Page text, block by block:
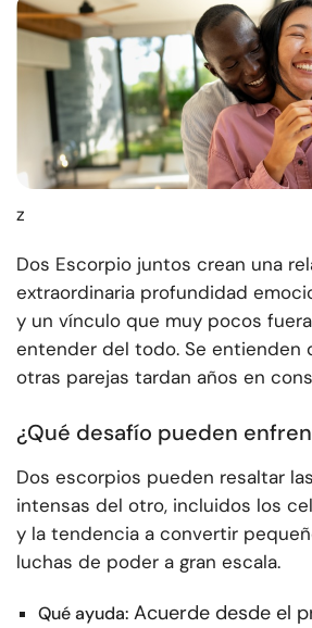
z
Dos Escorpio juntos crean una
extraordinaria profundidad
y un vínculo que muy pocos
entender del todo. Se entienden
otras parejas tardan años en
¿Qué desafío pueden
Dos escorpios pueden resaltar
intensas del otro, incluidos los
y la tendencia a convertir
luchas de poder a gran escala.
Qué ayuda: Acuerde desde el